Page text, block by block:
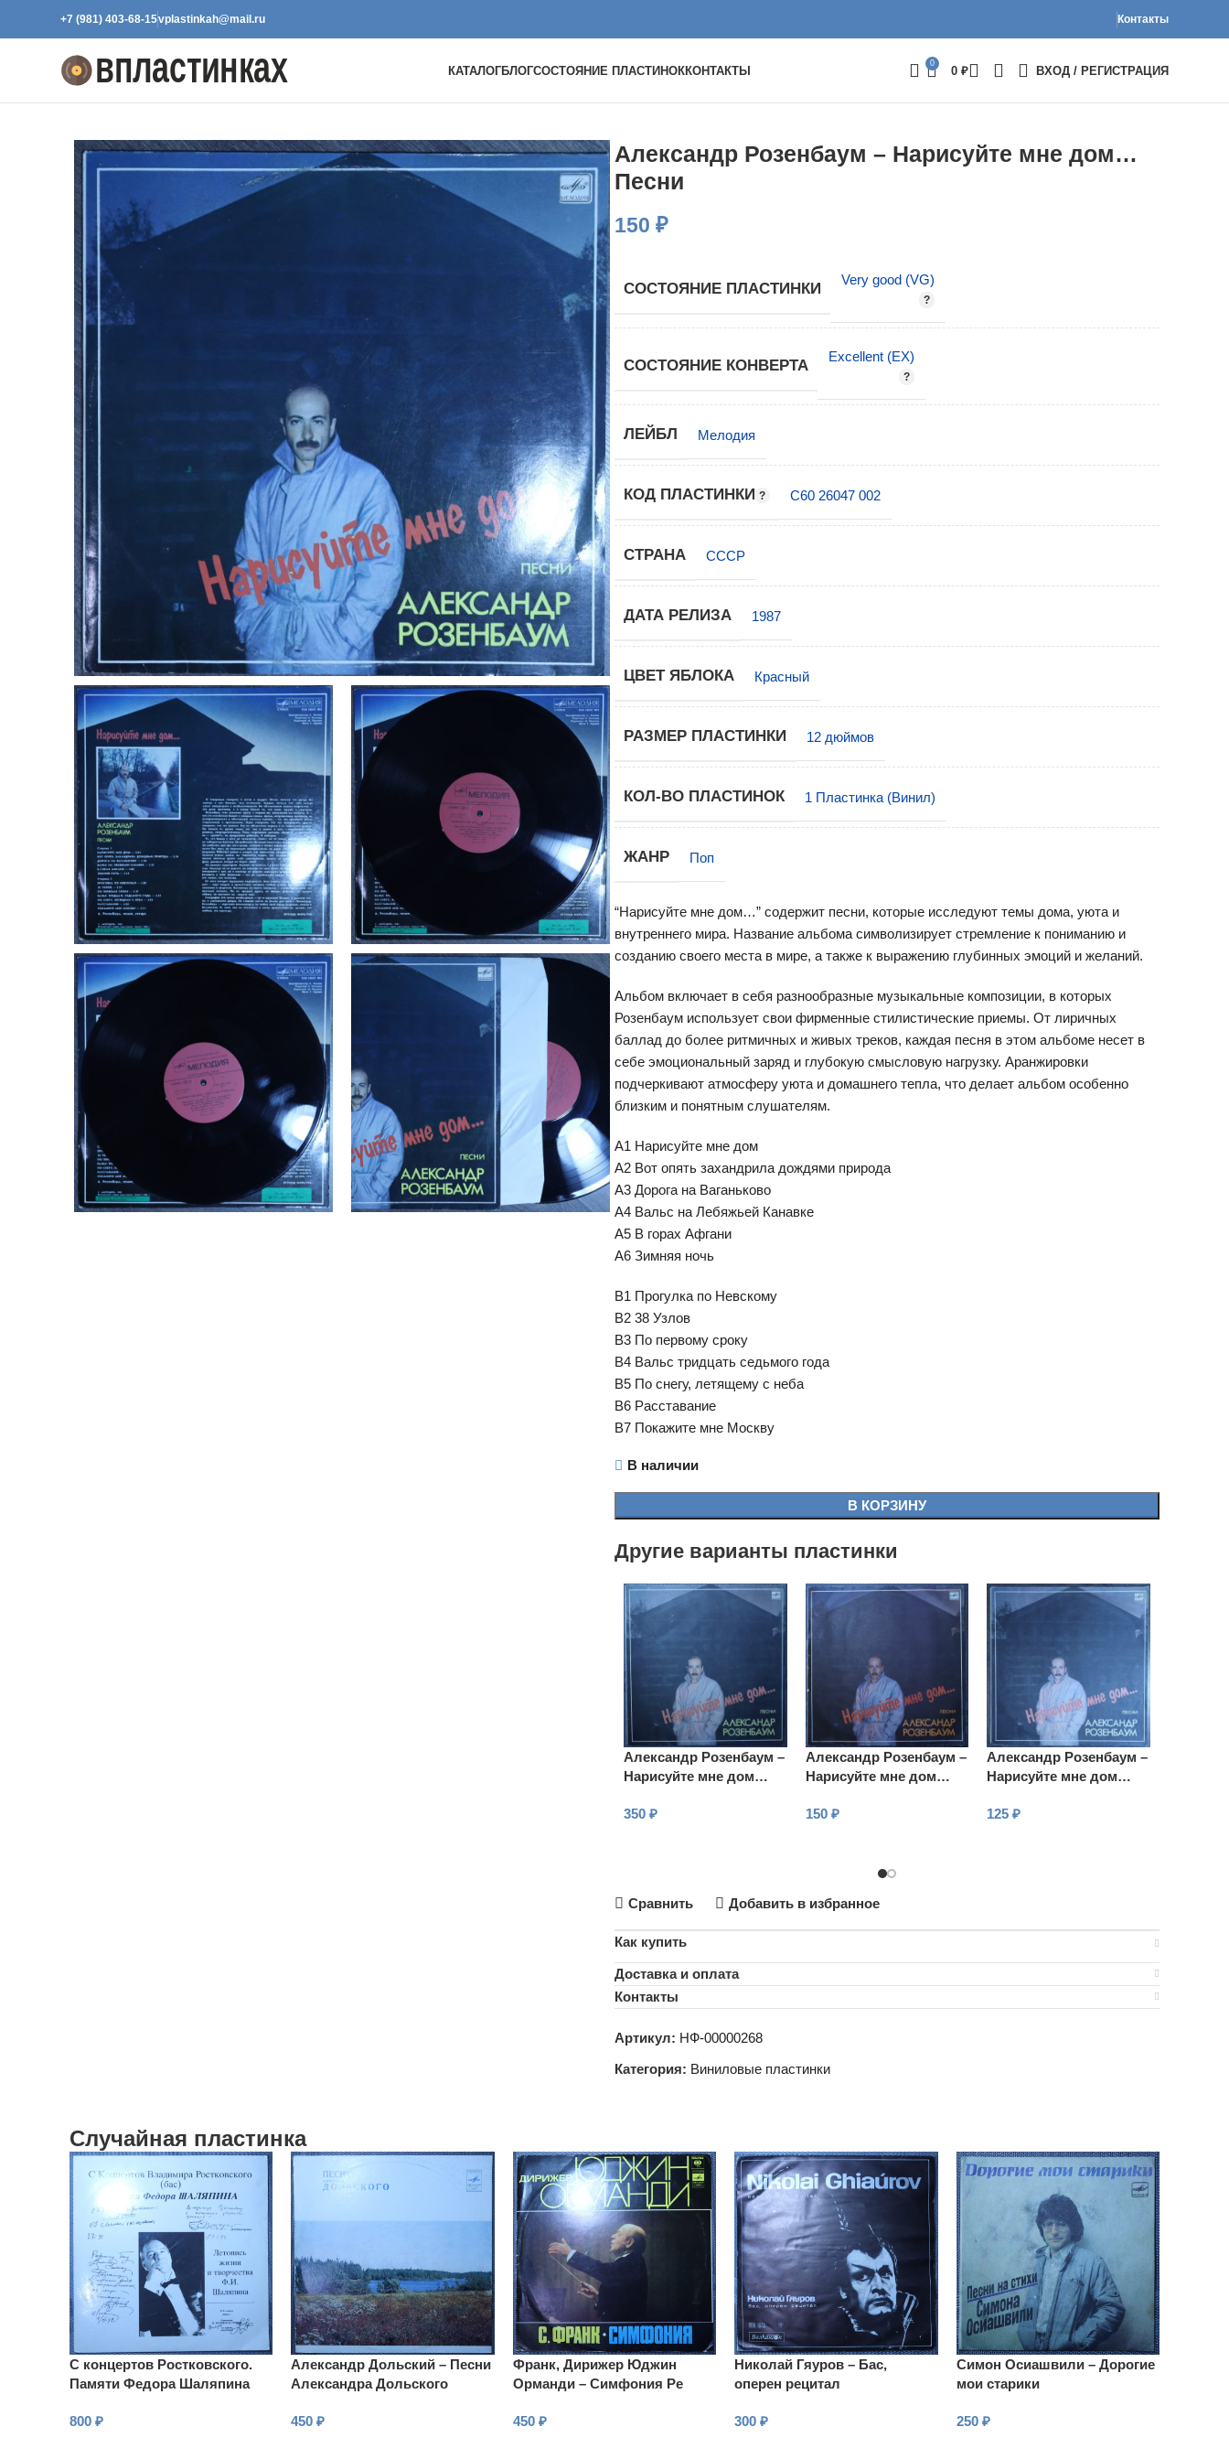
+7 (981) 403-68-15vplastinkah@mail.ru Контакты
КАТАЛОГБЛОГСОСТОЯНИЕ ПЛАСТИНОККОНТАКТЫ
0
0 ₽ ВХОД / РЕГИСТРАЦИЯ
Александр Розенбаум – Нарисуйте мне дом…
Песни
150 ₽
СОСТОЯНИЕ ПЛАСТИНКИ
Very good (VG)
СОСТОЯНИЕ КОНВЕРТА
Excellent (EX)
ЛЕЙБЛ Мелодия
КОД ПЛАСТИНКИ С60 26047 002
СТРАНА СССР
ДАТА РЕЛИЗА 1987
ЦВЕТ ЯБЛОКА Красный
РАЗМЕР ПЛАСТИНКИ 12 дюймов
КОЛ-ВО ПЛАСТИНОК 1 Пластинка (Винил)
ЖАНР Поп
“Нарисуйте мне дом…” содержит песни, которые исследуют темы дома, уюта и
внутреннего мира. Название альбома символизирует стремление к пониманию и
созданию своего места в мире, а также к выражению глубинных эмоций и желаний.
Альбом включает в себя разнообразные музыкальные композиции, в которых
Розенбаум использует свои фирменные стилистические приемы. От лиричных
баллад до более ритмичных и живых треков, каждая песня в этом альбоме несет в
себе эмоциональный заряд и глубокую смысловую нагрузку. Аранжировки
подчеркивают атмосферу уюта и домашнего тепла, что делает альбом особенно
близким и понятным слушателям.
А1 Нарисуйте мне дом
А2 Вот опять захандрила дождями природа
А3 Дорога на Ваганьково
А4 Вальс на Лебяжьей Канавке
А5 В горах Афгани
А6 Зимняя ночь
В1 Прогулка по Невскому
В2 38 Узлов
В3 По первому сроку
В4 Вальс тридцать седьмого года
В5 По снегу, летящему с неба
В6 Расставание
В7 Покажите мне Москву
В наличии
В КОРЗИНУ
Другие варианты пластинки
Александр Розенбаум –
Нарисуйте мне дом…
350 ₽
Александр Розенбаум –
Нарисуйте мне дом…
150 ₽
Александр Розенбаум –
Нарисуйте мне дом…
125₽
Сравнить Добавить в избранное
Как купить
Доставка и оплата
Контакты
Артикул: НФ-00000268
Категория: Виниловые пластинки
Случайная пластинка
С концертов Ростковского.
Памяти Федора Шаляпина
800 ₽
Александр Дольский – Песни
Александра Дольского
450₽
Франк, Дирижер Юджин
Орманди – Симфония Ре
450 ₽
Николай Гяуров – Бас,
оперен рецитал
300₽
Симон Осиашвили – Дорогие
мои старики
250 ₽